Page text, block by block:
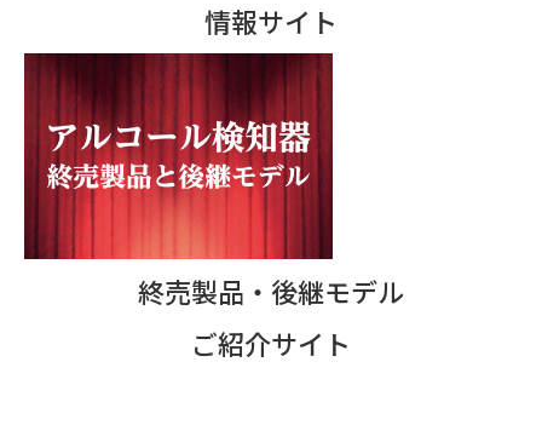
情報サイト
終売製品・後継モデル
ご紹介サイト